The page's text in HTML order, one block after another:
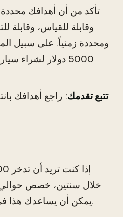
وقابلة للقياس، وقابلة
ومحددة زمنياً. على سبيل
5000 دولار لشراء
تتبع تقدمك: راجع أهدافك
يمكن أن يساعدك هذا في البقاء مركزًا ومسؤولًا.